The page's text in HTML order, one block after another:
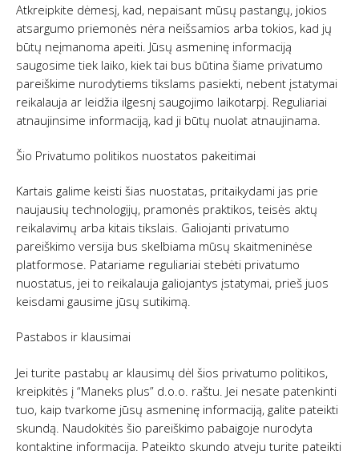
Atkreipkite dėmesį, kad, nepaisant mūsų pastangų, jokios
atsargumo priemonės nėra neišsamios arba tokios, kad jų
būtų neįmanoma apeiti. Jūsų asmeninę informaciją
saugosime tiek laiko, kiek tai bus būtina šiame privatumo
pareiškime nurodytiems tikslams pasiekti, nebent įstatymai
reikalauja ar leidžia ilgesnį saugojimo laikotarpį. Reguliariai
atnaujinsime informaciją, kad ji būtų nuolat atnaujinama.
Šio Privatumo politikos nuostatos pakeitimai
Kartais galime keisti šias nuostatas, pritaikydami jas prie
naujausių technologijų, pramonės praktikos, teisės aktų
reikalavimų arba kitais tikslais. Galiojanti privatumo
pareiškimo versija bus skelbiama mūsų skaitmeninėse
platformose. Patariame reguliariai stebėti privatumo
nuostatus, jei to reikalauja galiojantys įstatymai, prieš juos
keisdami gausime jūsų sutikimą.
Pastabos ir klausimai
Jei turite pastabų ar klausimų dėl šios privatumo politikos,
kreipkitės į “Maneks plus” d.o.o. raštu. Jei nesate patenkinti
tuo, kaip tvarkome jūsų asmeninę informaciją, galite pateikti
skundą. Naudokitės šio pareiškimo pabaigoje nurodyta
kontaktine informacija. Pateikto skundo atveju turite pateikti